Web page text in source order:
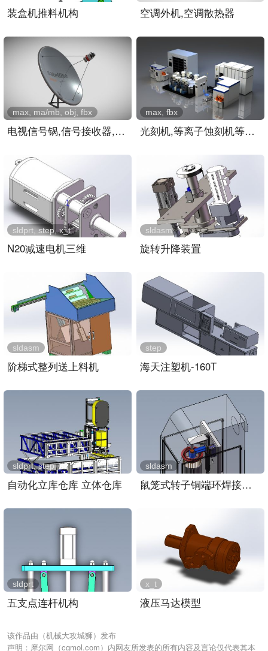
装盒机推料机构 空调外机,空调散热器
电视信号锅,信号接收器,屋..
max, ma/mb, obj, fbx
光刻机,等离子蚀刻机等芯片..
max, fbx
N20减速电机三维
sldprt, step, x_t
旋转升降装置
sldasm
阶梯式整列送上料机
sldasm
海天注塑机-160T
step
自动化立库仓库 立体仓库
sldprt, step
鼠笼式转子铜端环焊接装置..
sldasm
五支点连杆机构
sldprt
液压马达模型
x_t
该作品由（机械大攻城狮）发布
声明：摩尔网（cgmol.com）内网友所发表的所有内容及言论仅代表其本